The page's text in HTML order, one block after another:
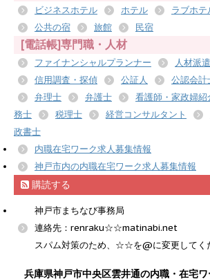
ビジネスホテル ホテル ラブホテ
公共の宿
旅館 民宿
[電話帳]専門職・人材
ファイナンシャルプランナー 人材派遣
信用調査・探偵
公証人 公認会計
弁理士
弁護士 看護師・家政婦紹
務士
税理士 経営コンサルタント
政書士
内職在宅ワーク求人募集情報
神戸市内の内職在宅ワーク求人募集情報
購読する
神戸市まちなび事務局
連絡先：renraku☆☆matinabi.net
スパム対策のため、☆☆を@に変更してく
兵庫県神戸市中央区雲井通の内職・在宅